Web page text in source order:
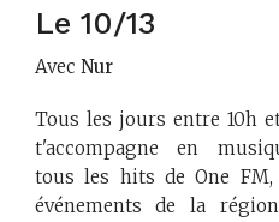
Le 10/13
Avec Nur
Tous les jours entre 10h
t'accompagne en
tous les hits de One FM,
événements de la